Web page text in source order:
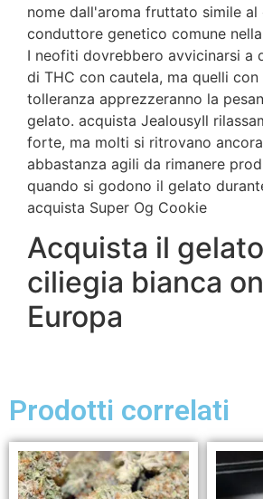
nome dall'aroma fruttato simile al
conduttore genetico comune
I neofiti dovrebbero avvicinarsi a
di THC con cautela, ma quelli con
tolleranza apprezzeranno la
gelato. acquista JealousyIl
forte, ma molti si ritrovano
abbastanza agili da rimanere
quando si godono il gelato
acquista Super Og Cookie
Acquista il
ciliegia bianca
Europa
Prodotti correlati